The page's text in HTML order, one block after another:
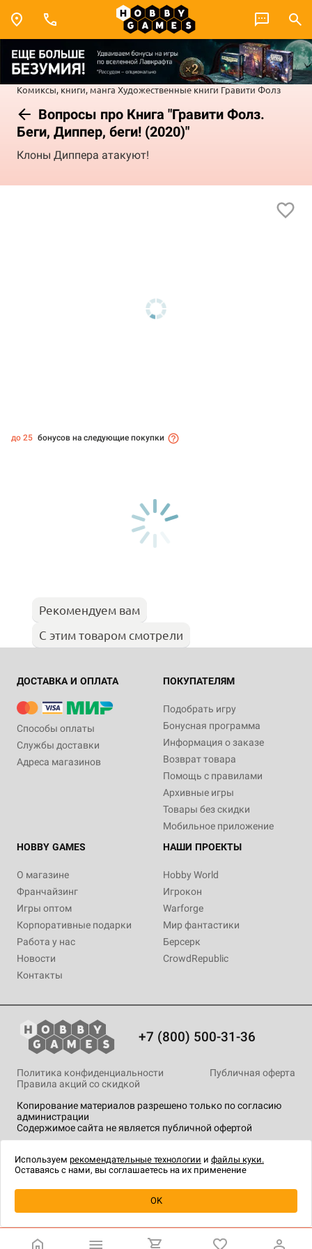
Комиксы, книги, манга Художественные книги Гравити Фолз
Вопросы про Книга "Гравити Фолз.
Беги, Диппер, беги! (2020)"
Клоны Диппера атакуют!
до 25 бонусов на следующие покупки
Рекомендуем вам
С этим товаром смотрели
ДОСТАВКА И ОПЛАТА
Способы оплаты
Службы доставки
Адреса магазинов
ПОКУПАТЕЛЯМ
Подобрать игру
Бонусная программа
Информация о заказе
Возврат товара
Помощь с правилами
Архивные игры
Товары без скидки
Мобильное приложение
HOBBY GAMES
О магазине
Франчайзинг
Игры оптом
Корпоративные подарки
Работа у нас
Новости
Контакты
НАШИ ПРОЕКТЫ
Hobby World
Игрокон
Warforge
Мир фантастики
Берсерк
CrowdRepublic
+7 (800) 500-31-36
Копирование материалов разрешено только по согласию
администрации
Содержимое сайта не является публичной офертой
Политика конфиденциальности
Публичная оферта
Правила акций со скидкой
технологии.
Используем рекомендательные технологии и файлы куки.
Оставаясь с нами, вы соглашаетесь на их применение
OK